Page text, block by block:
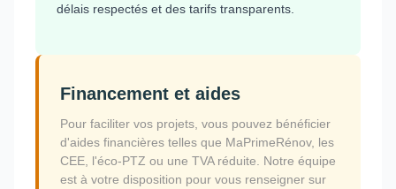
délais respectés et des tarifs transparents.
Financement et aides
Pour faciliter vos projets, vous pouvez bénéficier
d'aides financières telles que MaPrimeRénov, les
CEE, l'éco-PTZ ou une TVA réduite. Notre équipe
est à votre disposition pour vous renseigner sur